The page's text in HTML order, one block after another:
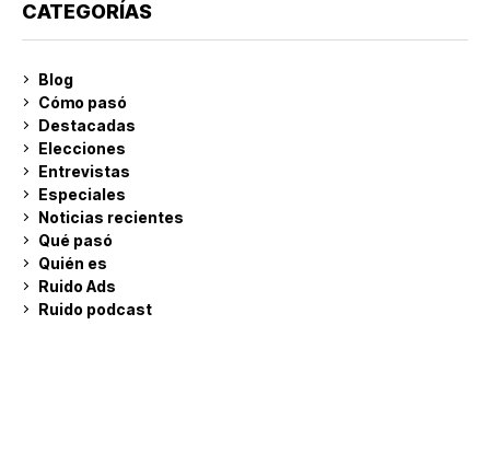
CATEGORÍAS
Blog
Cómo pasó
Destacadas
Elecciones
Entrevistas
Especiales
Noticias recientes
Qué pasó
Quién es
Ruido Ads
Ruido podcast